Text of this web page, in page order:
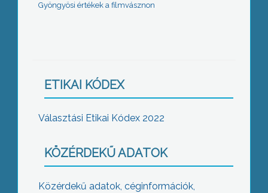
Gyöngyösi értékek a filmvásznon
ETIKAI KÓDEX
Választási Etikai Kódex 2022
KÖZÉRDEKŰ ADATOK
Közérdekű adatok, céginformációk,